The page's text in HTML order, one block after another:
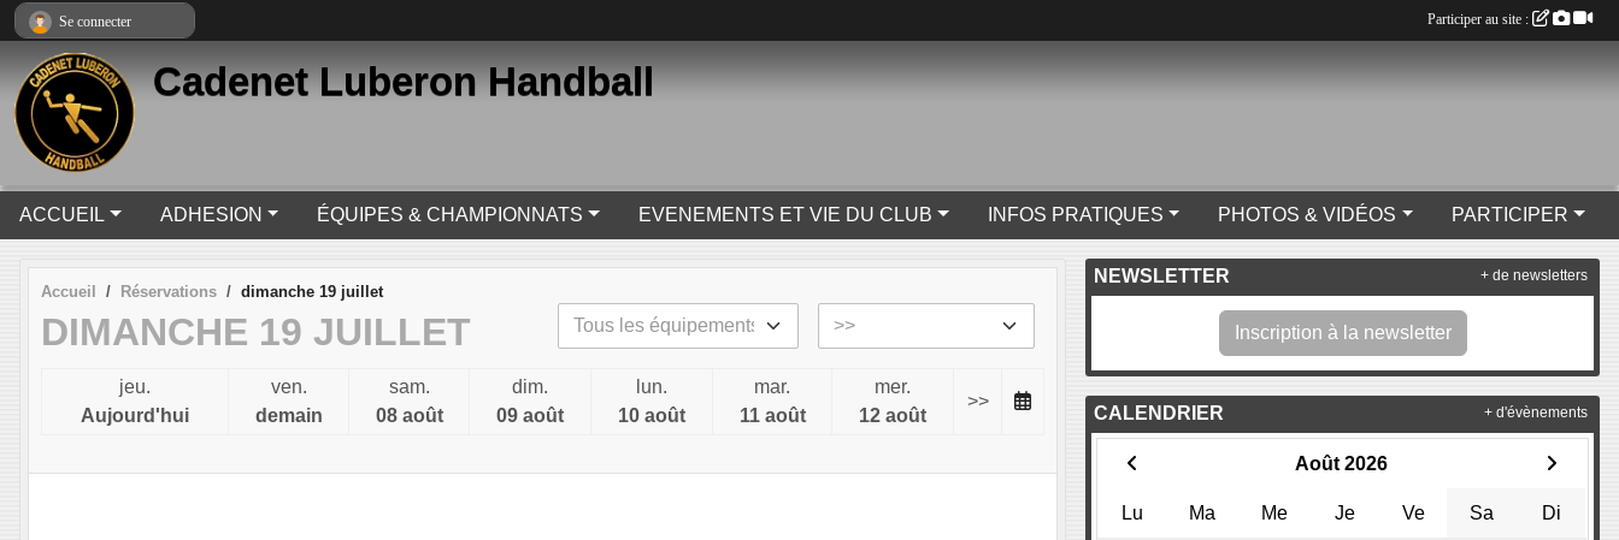
Cadenet Luberon Handball
ACCUEIL ADHESION ÉQUIPES & CHAMPIONNATS EVENEMENTS ET VIE DU CLUB INFOS PRATIQUES PHOTOS & VIDÉOS PARTICIPER
Accueil Réservations dimanche 19 juillet
DIMANCHE 19 JUILLET
jeu.
Aujourd'hui
ven.
demain
sam.
08 août
dim.
09 août
lun.
10 août
mar.
11 août
mer.
12 août
>>
NEWSLETTER
Inscription à la newsletter
+ de newsletters
CALENDRIER
Août 2026
Lu Ma Me Je Ve Sa Di
+ d'évènements
Se connecter Participer au site :
Panneau de gestion des cookies